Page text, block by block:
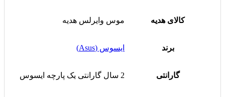
کالای هدیه موس وایرلس هدیه
برند ایسوس (Asus)
گارانتی 2 سال گارانتی یک پارچه ایسوس